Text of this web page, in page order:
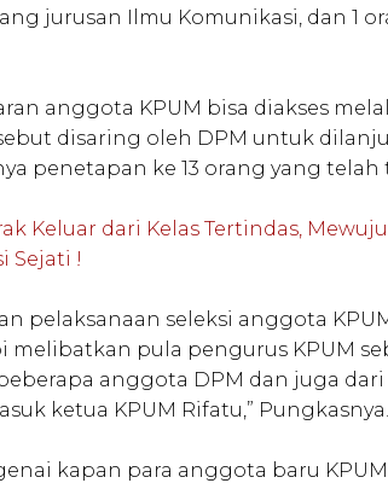
jurusan Ilmu Komunikasi, dan 1
anggota KPUM bisa diakses
disaring oleh DPM untuk
penetapan ke 13 orang yang telah
Keluar dari Kelas Tertindas,
Sejati !
pelaksanaan seleksi anggota
melibatkan pula pengurus KPUM
anggota DPM dan juga
ketua KPUM Rifatu,” Pungkasnya.
kapan para anggota baru